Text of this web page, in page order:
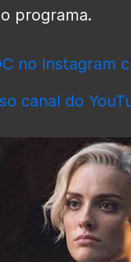
programa.
no Instagram
canal do